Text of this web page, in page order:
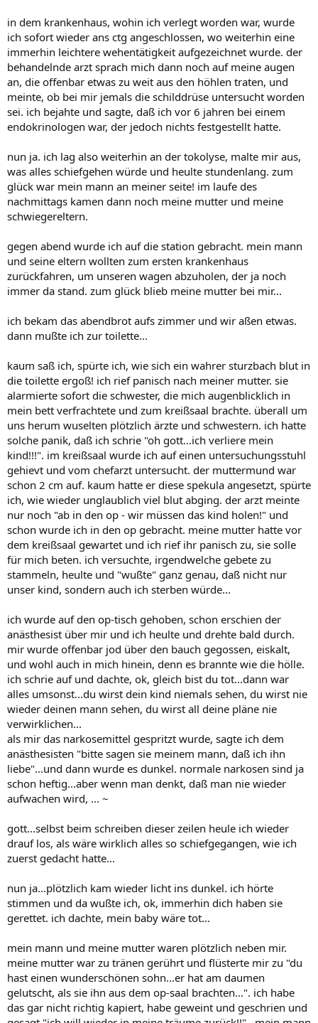
in dem krankenhaus, wohin ich verlegt worden war, wurde
ich sofort wieder ans ctg angeschlossen, wo weiterhin eine
immerhin leichtere wehentätigkeit aufgezeichnet wurde. der
behandelnde arzt sprach mich dann noch auf meine augen
an, die offenbar etwas zu weit aus den höhlen traten, und
meinte, ob bei mir jemals die schilddrüse untersucht worden
sei. ich bejahte und sagte, daß ich vor 6 jahren bei einem
endokrinologen war, der jedoch nichts festgestellt hatte.
nun ja. ich lag also weiterhin an der tokolyse, malte mir aus,
was alles schiefgehen würde und heulte stundenlang. zum
glück war mein mann an meiner seite! im laufe des
nachmittags kamen dann noch meine mutter und meine
schwiegereltern.
gegen abend wurde ich auf die station gebracht. mein mann
und seine eltern wollten zum ersten krankenhaus
zurückfahren, um unseren wagen abzuholen, der ja noch
immer da stand. zum glück blieb meine mutter bei mir...
ich bekam das abendbrot aufs zimmer und wir aßen etwas.
dann mußte ich zur toilette...
kaum saß ich, spürte ich, wie sich ein wahrer sturzbach blut in
die toilette ergoß! ich rief panisch nach meiner mutter. sie
alarmierte sofort die schwester, die mich augenblicklich in
mein bett verfrachtete und zum kreißsaal brachte. überall um
uns herum wuselten plötzlich ärzte und schwestern. ich hatte
solche panik, daß ich schrie "oh gott...ich verliere mein
kind!!!". im kreißsaal wurde ich auf einen untersuchungsstuhl
gehievt und vom chefarzt untersucht. der muttermund war
schon 2 cm auf. kaum hatte er diese spekula angesetzt, spürte
ich, wie wieder unglaublich viel blut abging. der arzt meinte
nur noch "ab in den op - wir müssen das kind holen!" und
schon wurde ich in den op gebracht. meine mutter hatte vor
dem kreißsaal gewartet und ich rief ihr panisch zu, sie solle
für mich beten. ich versuchte, irgendwelche gebete zu
stammeln, heulte und "wußte" ganz genau, daß nicht nur
unser kind, sondern auch ich sterben würde...
ich wurde auf den op-tisch gehoben, schon erschien der
anästhesist über mir und ich heulte und drehte bald durch.
mir wurde offenbar jod über den bauch gegossen, eiskalt,
und wohl auch in mich hinein, denn es brannte wie die hölle.
ich schrie auf und dachte, ok, gleich bist du tot...dann war
alles umsonst...du wirst dein kind niemals sehen, du wirst nie
wieder deinen mann sehen, du wirst all deine pläne nie
verwirklichen...
als mir das narkosemittel gespritzt wurde, sagte ich dem
anästhesisten "bitte sagen sie meinem mann, daß ich ihn
liebe"...und dann wurde es dunkel. normale narkosen sind ja
schon heftig...aber wenn man denkt, daß man nie wieder
aufwachen wird, ... ~
gott...selbst beim schreiben dieser zeilen heule ich wieder
drauf los, als wäre wirklich alles so schiefgegangen, wie ich
zuerst gedacht hatte...
nun ja...plötzlich kam wieder licht ins dunkel. ich hörte
stimmen und da wußte ich, ok, immerhin dich haben sie
gerettet. ich dachte, mein baby wäre tot...
mein mann und meine mutter waren plötzlich neben mir.
meine mutter war zu tränen gerührt und flüsterte mir zu "du
hast einen wunderschönen sohn...er hat am daumen
gelutscht, als sie ihn aus dem op-saal brachten...". ich habe
das gar nicht richtig kapiert, habe geweint und geschrien und